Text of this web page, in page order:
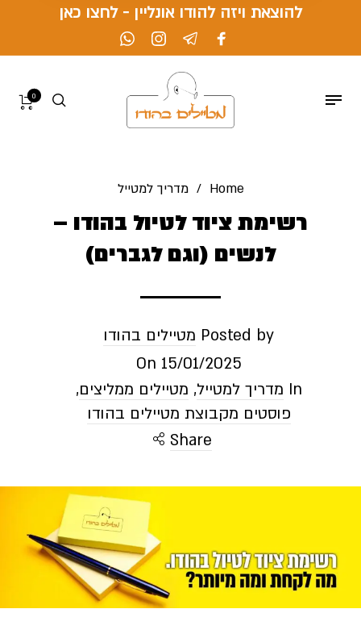
להוצאת ויזה להודו אונליין - לחצו כאן
0
Home
/ מדריך למטייל
רשימת ציוד לטיול בהודו –
לנשים (וגם לגברים)
Posted by מטיילים בהודו
On 15/01/2025
In מדריך למטייל, מטיילים ממליצים,
פוסטים מקבוצת מטיילים בהודו
Share